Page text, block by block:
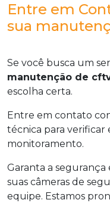
Entre em
sua
Se você busca um
manutenção de
escolha certa.
Entre em contato
técnica para verificar
monitoramento.
Garanta a
suas câmeras de
equipe. Estamos